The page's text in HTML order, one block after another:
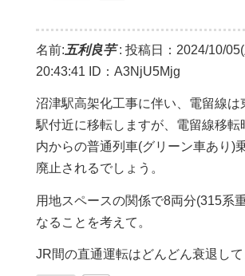
名前: 五利良芋: 投稿日：2024/10/
20:43:41
ID：A3NjU5Mjg
沼津駅高架化工事に伴い、電留線は
駅付近に移転しますが、電留線移転
内からの普通列車(グリーン車あり)
廃止されるでしょう。
用地スペースの関係で8両分(315系
なることを考えて。
JR間の直通運転はどんどん衰退して